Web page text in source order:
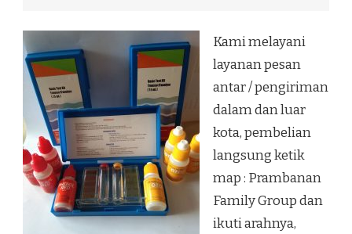
Kami melayani
layanan pesan
antar / pengiriman
dalam dan luar
kota, pembelian
langsung ketik
map : Prambanan
Family Group dan
ikuti arahnya,